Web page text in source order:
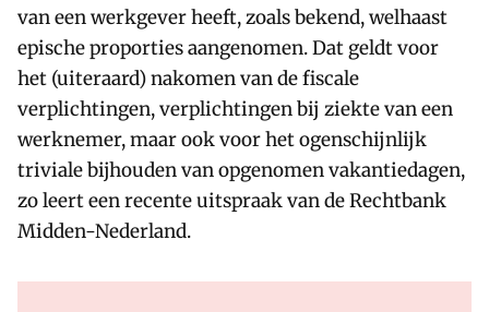
van een werkgever heeft, zoals bekend, welhaast
epische proporties aangenomen. Dat geldt voor
het (uiteraard) nakomen van de fiscale
verplichtingen, verplichtingen bij ziekte van een
werknemer, maar ook voor het ogenschijnlijk
triviale bijhouden van opgenomen vakantiedagen,
zo leert een recente uitspraak van de Rechtbank
Midden-Nederland.